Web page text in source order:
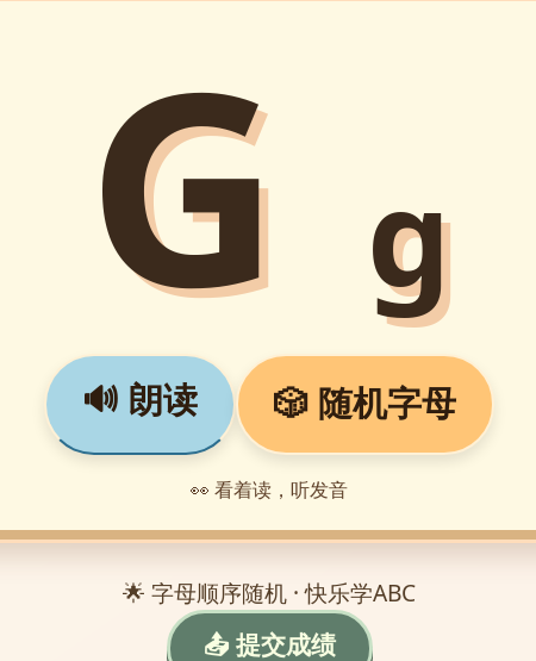
G g
🔊 朗读 🎲 随机字母
👀 看着读，听发音
🌟 字母顺序随机 · 快乐学ABC
📤 提交成绩